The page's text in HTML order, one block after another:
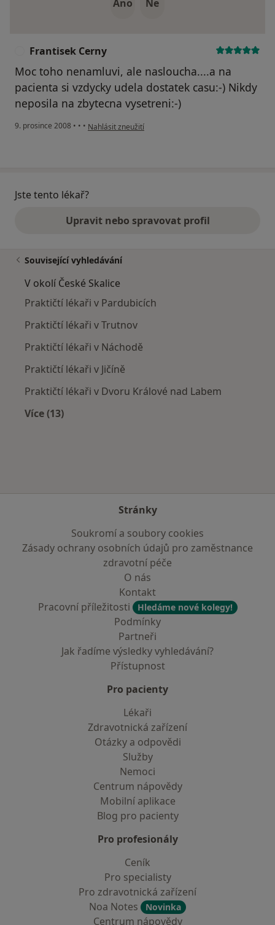
Ano Ne
Frantisek Cerny
Moc toho nenamluvi, ale nasloucha....a na
pacienta si vzdycky udela dostatek casu:-) Nikdy
neposila na zbytecna vysetreni:-)
9. prosince 2008 • • • podle názoru uživatele Frantisek Cerny
Nahlásit zneužití
Jste tento lékař?
Upravit nebo spravovat profil
Související vyhledávání
V okolí České Skalice
Praktičtí lékaři v Pardubicích
Praktičtí lékaři v Trutnov
Praktičtí lékaři v Náchodě
Praktičtí lékaři v Jičíně
Praktičtí lékaři v Dvoru Králové nad Labem
Více (13)
Stránky
Soukromí a soubory cookies
Zásady ochrany osobních údajů pro zaměstnance
zdravotní péče
O nás
Kontakt
Pracovní příležitosti
Hledáme nové kolegy!
Podmínky
Partneři
Jak řadíme výsledky vyhledávání?
Přístupnost
Pro pacienty
Lékaři
Zdravotnická zařízení
Otázky a odpovědi
Služby
Nemoci
Centrum nápovědy
Mobilní aplikace
Blog pro pacienty
Pro profesionály
Ceník
Pro specialisty
Pro zdravotnická zařízení
Noa Notes
Novinka
Centrum nápovědy